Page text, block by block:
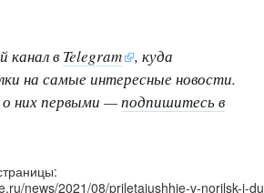
канал в Telegram
, куда
на самые интересные новости.
них первыми —подпишитесь в
news/2021/08/priletajushhie-v-norilsk-i-